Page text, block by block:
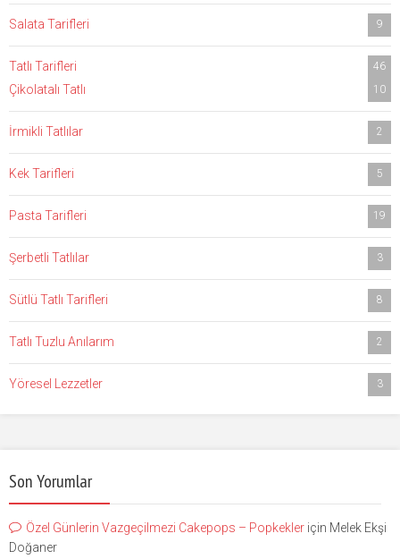
Salata Tarifleri 9
Tatlı Tarifleri 46
Çikolatalı Tatlı 10
İrmikli Tatlılar 2
Kek Tarifleri 5
Pasta Tarifleri 19
Şerbetli Tatlılar 3
Sütlü Tatlı Tarifleri 8
Tatlı Tuzlu Anılarım 2
Yöresel Lezzetler 3
Son Yorumlar
Özel Günlerin Vazgeçilmezi Cakepops – Popkekler için Melek Ekşi
Doğaner